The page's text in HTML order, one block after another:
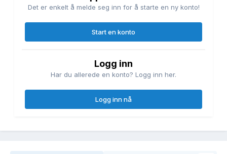
Det er enkelt å melde seg inn for å starte en ny konto!
Start en konto
Logg inn
Har du allerede en konto? Logg inn her.
Logg inn nå